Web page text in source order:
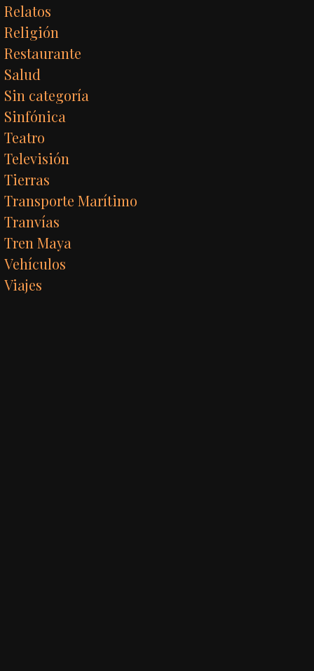
Relatos
Religión
Restaurante
Salud
Sin categoría
Sinfónica
Teatro
Televisión
Tierras
Transporte Marítimo
Tranvías
Tren Maya
Vehículos
Viajes